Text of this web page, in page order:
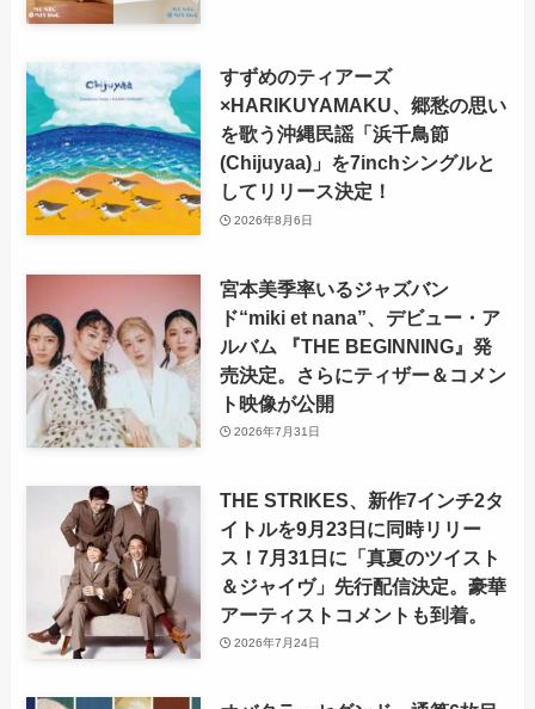
すずめのティアーズ
×HARIKUYAMAKU、郷愁の思い
を歌う沖縄民謡「浜千鳥節
(Chijuyaa)」を7inchシングルと
してリリース決定！
2026年8月6日
宮本美季率いるジャズバン
ド“miki et nana”、デビュー・ア
ルバム 『THE BEGINNING』発
売決定。さらにティザー＆コメン
ト映像が公開
2026年7月31日
THE STRIKES、新作7インチ2タ
イトルを9月23日に同時リリー
ス！7月31日に「真夏のツイスト
＆ジャイヴ」先行配信決定。豪華
アーティストコメントも到着。
2026年7月24日